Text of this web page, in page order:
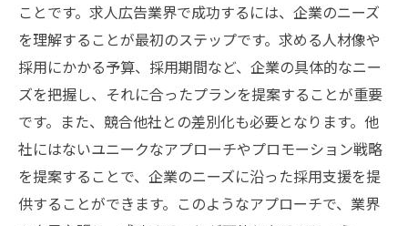
ことです。求人広告業界で成功するには、企業のニーズ
を理解することが最初のステップです。求める人材像や
採用にかかる予算、採用期間など、企業の具体的なニー
ズを把握し、それに合ったプランを提案することが重要
です。また、競合他社との差別化も必要となります。他
社にはないユニークなアプローチやプロモーション戦略
を提案することで、企業のニーズに沿った採用支援を提
供することができます。このようなアプローチで、業界